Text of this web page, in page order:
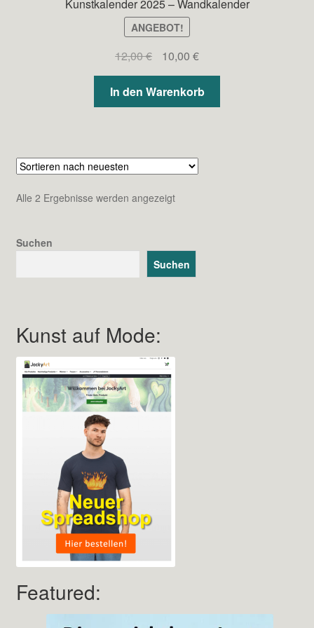
Kunstkalender 2025 – Wandkalender
ANGEBOT!
12,00€
Ursprünglicher
Preis
war:
12,00 €
10,00 €Aktueller
Preis
ist:
10,00 €.
In den Warenkorb
Alle 2 Ergebnisse werden angezeigtNach
Suchen
Suchen
Kunst auf Mode:
Featured: